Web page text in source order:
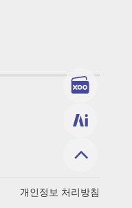
개인정보 처리방침